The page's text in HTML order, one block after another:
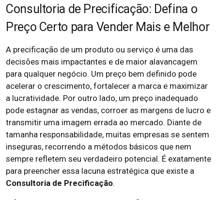
Consultoria de Precificação: Defina o
Preço Certo para Vender Mais e Melhor
A precificação de um produto ou serviço é uma das
decisões mais impactantes e de maior alavancagem
para qualquer negócio. Um preço bem definido pode
acelerar o crescimento, fortalecer a marca e maximizar
a lucratividade. Por outro lado, um preço inadequado
pode estagnar as vendas, corroer as margens de lucro e
transmitir uma imagem errada ao mercado. Diante de
tamanha responsabilidade, muitas empresas se sentem
inseguras, recorrendo a métodos básicos que nem
sempre refletem seu verdadeiro potencial. É exatamente
para preencher essa lacuna estratégica que existe a
Consultoria de Precificação.